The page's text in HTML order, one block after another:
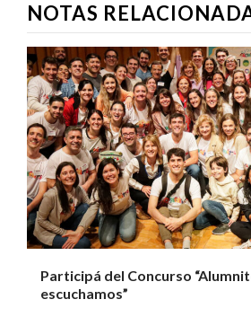
NOTAS
Participá del Concurso
escuchamos”